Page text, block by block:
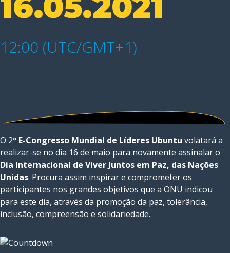
12:00 (UTC/GMT+1)
O 2º E-Congresso Mundial de Líderes Ubuntu volatará a
realizar-se no dia 16 de maio para novamente assinalar o
Dia Internacional de Viver Juntos em Paz, das Nações
Unidas. Procura assim inspirar e comprometer os
participantes nos grandes objetivos que a ONU indicou
para este dia, através da promoção da paz, tolerância,
inclusão, compreensão e solidariedade.